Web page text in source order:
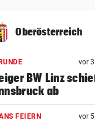
Oberösterreich
vor
BW Linz
ab
FEIERN vor